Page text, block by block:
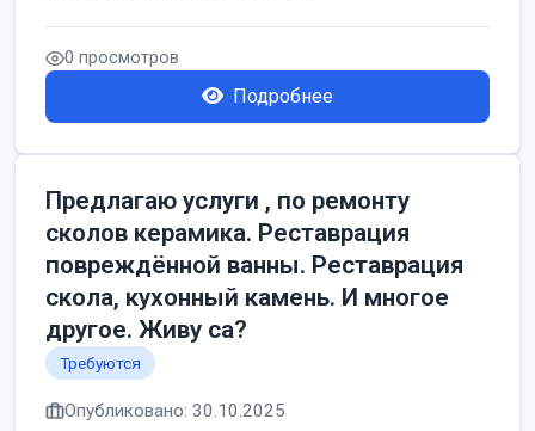
0 просмотров
Подробнее
Предлагаю услуги , по ремонту
сколов керамика. Реставрация
повреждённой ванны. Реставрация
скола, кухонный камень. И многое
другое. Живу са?
Требуются
Опубликовано: 30.10.2025